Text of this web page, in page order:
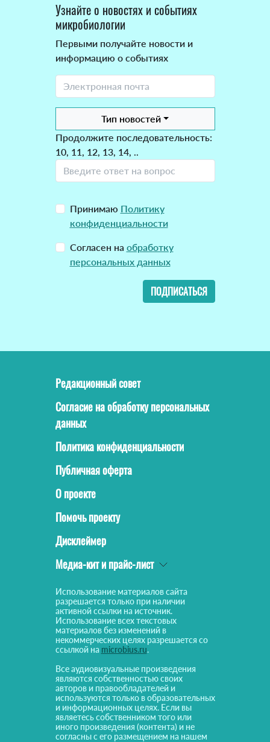
Узнайте о новостях и событиях
микробиологии
Первыми получайте новости и
информацию о событиях
Тип новостей
Продолжите последовательность:
10, 11, 12, 13, 14, ..
Принимаю Политику
конфиденциальности
Согласен на обработку
персональных данных
ПОДПИСАТЬСЯ
Редакционный совет
Согласие на обработку персональных
данных
Политика конфиденциальности
Публичная оферта
О проекте
Помочь проекту
Дисклеймер
Медиа-кит и прайс-лист
Использование материалов сайта
разрешается только при наличии
активной ссылки на источник.
Использование всех текстовых
материалов без изменений в
некоммерческих целях разрешается со
ссылкой на microbius.ru.
Все аудиовизуальные произведения
являются собственностью своих
авторов и правообладателей и
используются только в образовательных
и информационных целях. Если вы
являетесь собственником того или
иного произведения (контента) и не
согласны с его размещением на нашем